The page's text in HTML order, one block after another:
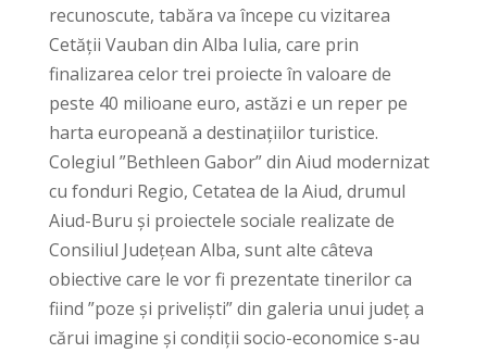
recunoscute, tabăra va începe cu vizitarea
Cetății Vauban din Alba Iulia, care prin
finalizarea celor trei proiecte în valoare de
peste 40 milioane euro, astăzi e un reper pe
harta europeană a destinațiilor turistice.
Colegiul ”Bethleen Gabor” din Aiud modernizat
cu fonduri Regio, Cetatea de la Aiud, drumul
Aiud-Buru și proiectele sociale realizate de
Consiliul Județean Alba, sunt alte câteva
obiective care le vor fi prezentate tinerilor ca
fiind ”poze și priveliști” din galeria unui județ a
cărui imagine și condiții socio-economice s-au